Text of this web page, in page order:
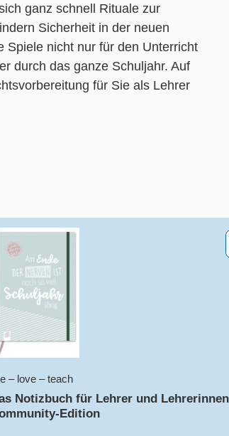
ganz schnell Rituale zur
Sicherheit in der neuen
Spiele nicht nur für den Unterricht
durch das ganze Schuljahr. Auf
für Sie als Lehrer
Notizbuch für Lehrer und
– love – teach
Notizbuch für Lehrer und
Edition